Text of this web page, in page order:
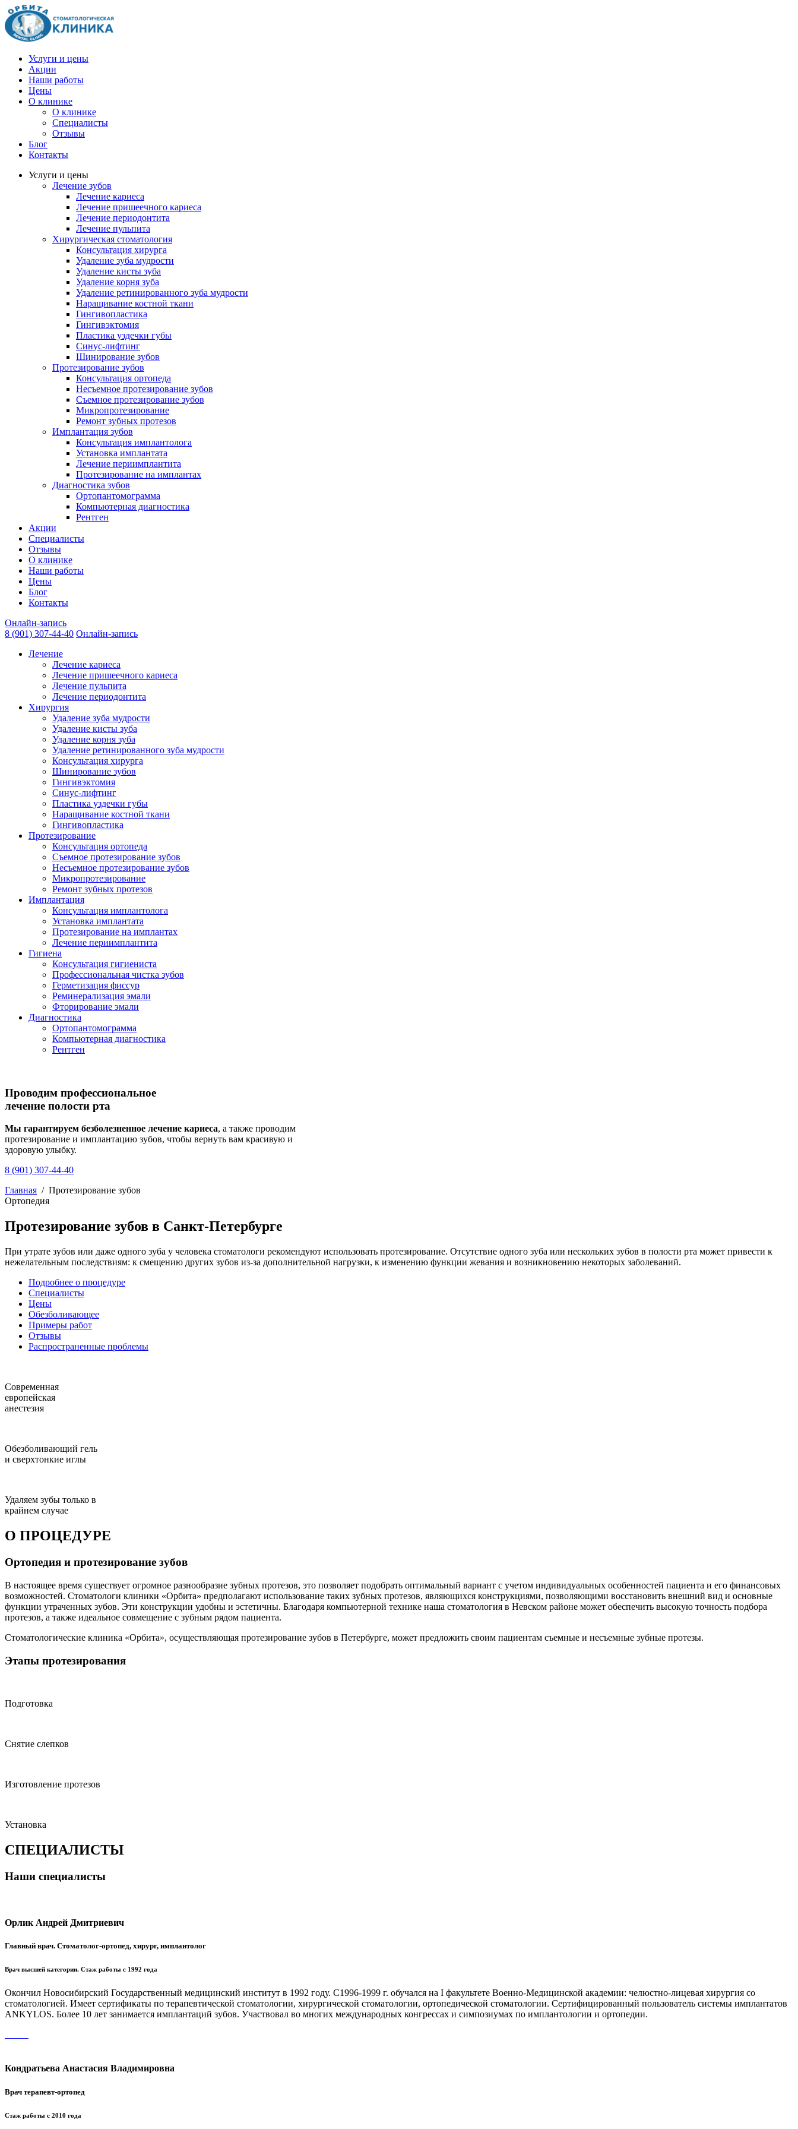
Услуги и цены
Акции
Наши работы
Цены
О клинике
О клинике
Специалисты
Отзывы
Блог
Контакты
Услуги и цены
Лечение зубов
Лечение кариеса
Лечение пришеечного кариеса
Лечение периодонтита
Лечение пульпита
Хирургическая стоматология
Консультация хирурга
Удаление зуба мудрости
Удаление кисты зуба
Удаление корня зуба
Удаление ретинированного зуба мудрости
Наращивание костной ткани
Гингивопластика
Гингивэктомия
Пластика уздечки губы
Синус-лифтинг
Шинирование зубов
Протезирование зубов
Консультация ортопеда
Несъемное протезирование зубов
Съемное протезирование зубов
Микропротезирование
Ремонт зубных протезов
Имплантация зубов
Консультация имплантолога
Установка имплантата
Лечение периимплантита
Протезирование на имплантах
Диагностика зубов
Ортопантомограмма
Компьютерная диагностика
Рентген
Акции
Специалисты
Отзывы
О клинике
Наши работы
Цены
Блог
Контакты
Онлайн-запись
8 (901) 307-44-40 Онлайн-запись
Лечение
Лечение кариеса
Лечение пришеечного кариеса
Лечение пульпита
Лечение периодонтита
Хирургия
Удаление зуба мудрости
Удаление кисты зуба
Удаление корня зуба
Удаление ретинированного зуба мудрости
Консультация хирурга
Шинирование зубов
Гингивэктомия
Синус-лифтинг
Пластика уздечки губы
Наращивание костной ткани
Гингивопластика
Протезирование
Консультация ортопеда
Съемное протезирование зубов
Несъемное протезирование зубов
Микропротезирование
Ремонт зубных протезов
Имплантация
Консультация имплантолога
Установка имплантата
Протезирование на имплантах
Лечение периимплантита
Гигиена
Консультация гигиениста
Профессиональная чистка зубов
Герметизация фиссур
Реминерализация эмали
Фторирование эмали
Диагностика
Ортопантомограмма
Компьютерная диагностика
Рентген
Проводим профессиональное
лечение полости рта
Мы гарантируем безболезненное лечение кариеса, а также проводим
протезирование и имплантацию зубов, чтобы вернуть вам красивую и
здоровую улыбку.
8 (901) 307-44-40
Главная / Протезирование зубов
Ортопедия
Протезирование зубов в Санкт-Петербурге
При утрате зубов или даже одного зуба у человека стоматологи рекомендуют использовать протезирование. Отсутствие одного зуба или нескольких зубов в полости рта может привести к
нежелательным последствиям: к смещению других зубов из-за дополнительной нагрузки, к изменению функции жевания и возникновению некоторых заболеваний.
Подробнее о процедуре
Специалисты
Цены
Обезболивающее
Примеры работ
Отзывы
Распространенные проблемы
Современная
европейская
анестезия
Обезболивающий гель
и сверхтонкие иглы
Удаляем зубы только в
крайнем случае
О ПРОЦЕДУРЕ
Ортопедия и протезирование зубов
В настоящее время существует огромное разнообразие зубных протезов, это позволяет подобрать оптимальный вариант с учетом индивидуальных особенностей пациента и его финансовых
возможностей. Стоматологи клиники «Орбита» предполагают использование таких зубных протезов, являющихся конструкциями, позволяющими восстановить внешний вид и основные
функции утраченных зубов. Эти конструкции удобны и эстетичны. Благодаря компьютерной технике наша стоматология в Невском районе может обеспечить высокую точность подбора
протезов, а также идеальное совмещение с зубным рядом пациента.
Стоматологические клиника «Орбита», осуществляющая протезирование зубов в Петербурге, может предложить своим пациентам съемные и несъемные зубные протезы.
Этапы протезирования
Подготовка
Снятие слепков
Изготовление протезов
Установка
СПЕЦИАЛИСТЫ
Наши специалисты
Орлик Андрей Дмитриевич
Главный врач. Стоматолог-ортопед, хирург, имплантолог
Врач высшей категории. Стаж работы с 1992 года
Окончил Новосибирский Государственный медицинский институт в 1992 году. С1996-1999 г. обучался на I факультете Военно-Медицинской академии: челюстно-лицевая хирургия со
стоматологией. Имеет сертификаты по терапевтической стоматологии, хирургической стоматологии, ортопедической стоматологии. Сертифицированный пользователь системы имплантатов
ANKYLOS. Более 10 лет занимается имплантаций зубов. Участвовал во многих международных конгрессах и симпозиумах по имплантологии и ортопедии.
Кондратьева Анастасия Владимировна
Врач терапевт-ортопед
Стаж работы с 2010 года